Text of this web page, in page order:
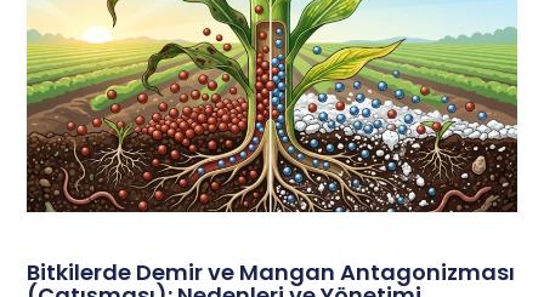
Bitkilerde Demir ve Mangan Antagonizması